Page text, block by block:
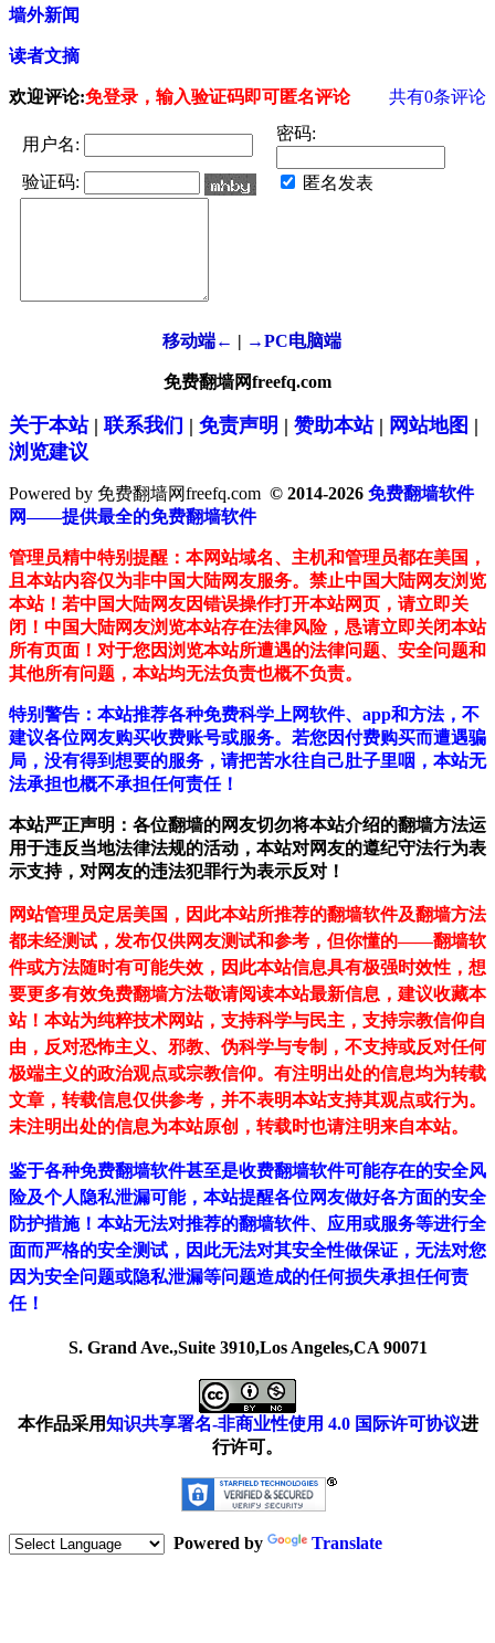
墙外新闻
读者文摘
欢迎评论:免登录，输入验证码即可匿名评论 共有0条评论
用户名:
密码:
验证码: 匿名发表
移动端← | →PC电脑端
免费翻墙网freefq.com
关于本站| 联系我们 | 免责声明 | 赞助本站| 网站地图 |
浏览建议
Powered by 免费翻墙网freefq.com © 2014-2026 免费翻墙软件
网——提供最全的免费翻墙软件
管理员精中特别提醒：本网站域名、主机和管理员都在美国，
且本站内容仅为非中国大陆网友服务。禁止中国大陆网友浏览
本站！若中国大陆网友因错误操作打开本站网页，请立即关
闭！中国大陆网友浏览本站存在法律风险，恳请立即关闭本站
所有页面！对于您因浏览本站所遭遇的法律问题、安全问题和
其他所有问题，本站均无法负责也概不负责。
特别警告：本站推荐各种免费科学上网软件、app和方法，不
建议各位网友购买收费账号或服务。若您因付费购买而遭遇骗
局，没有得到想要的服务，请把苦水往自己肚子里咽，本站无
法承担也概不承担任何责任！
本站严正声明：各位翻墙的网友切勿将本站介绍的翻墙方法运
用于违反当地法律法规的活动，本站对网友的遵纪守法行为表
示支持，对网友的违法犯罪行为表示反对！
网站管理员定居美国，因此本站所推荐的翻墙软件及翻墙方法
都未经测试，发布仅供网友测试和参考，但你懂的——翻墙软
件或方法随时有可能失效，因此本站信息具有极强时效性，想
要更多有效免费翻墙方法敬请阅读本站最新信息，建议收藏本
站！ 本站为纯粹技术网站，支持科学与民主，支持宗教信仰自
由，反对恐怖主义、邪教、伪科学与专制，不支持或反对任何
极端主义的政治观点或宗教信仰。有注明出处的信息均为转载
文章，转载信息仅供参考，并不表明本站支持其观点或行为。
未注明出处的信息为本站原创，转载时也请注明来自本站。
鉴于各种免费翻墙软件甚至是收费翻墙软件可能存在的安全风
险及个人隐私泄漏可能，本站提醒各位网友做好各方面的安全
防护措施！本站无法对推荐的翻墙软件、应用或服务等进行全
面而严格的安全测试，因此无法对其安全性做保证，无法对您
因为安全问题或隐私泄漏等问题造成的任何损失承担任何责
任！
S. Grand Ave.,Suite 3910,Los Angeles,CA 90071
本作品采用知识共享署名-非商业性使用 4.0 国际许可协议进
行许可。
Powered by Translate